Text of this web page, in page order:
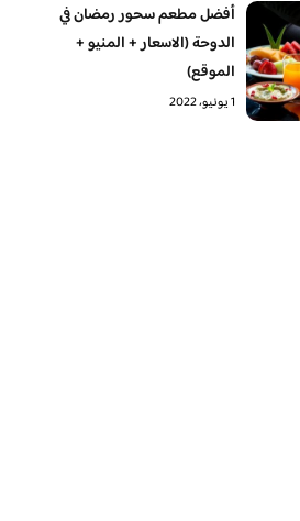
أفضل مطعم سحور رمضان في
الدوحة (الاسعار + المنيو +
الموقع)
1 يونيو، 2022